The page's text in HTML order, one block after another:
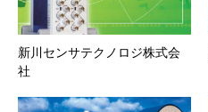
新川センサテクノロジ株式会
社